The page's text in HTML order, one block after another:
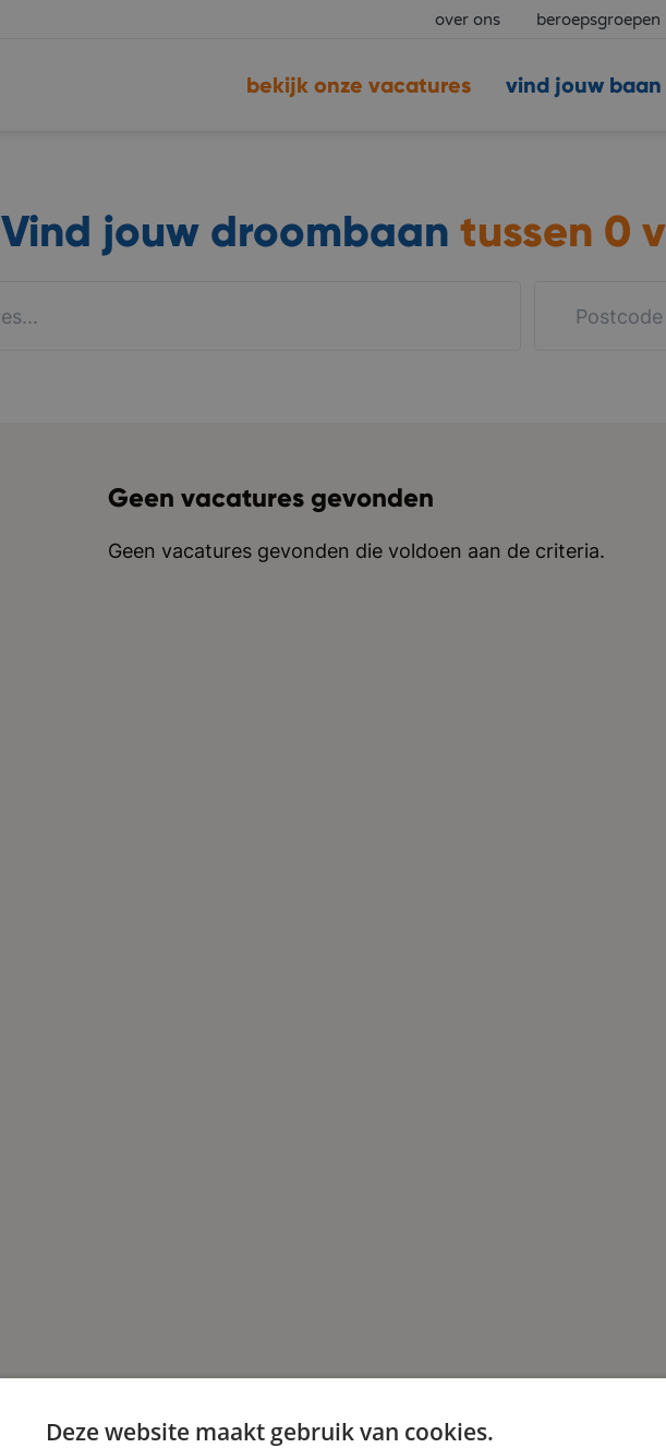
over ons beroepsgroepen
vind jouw baan
bekijk onze vacatures
Vind jouw droombaan tussen 0
Geen vacatures gevonden
Geen vacatures gevonden die voldoen aan de criteria.
Deze website maakt gebruik van cookies.